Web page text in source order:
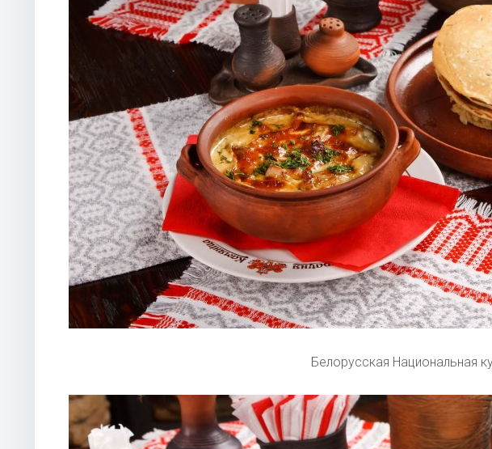
Белорусская Национальная